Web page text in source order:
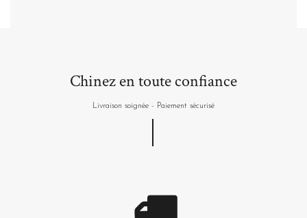
Chinez en toute confiance
Livraison soignée - Paiement sécurisé